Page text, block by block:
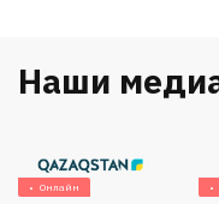
Наши